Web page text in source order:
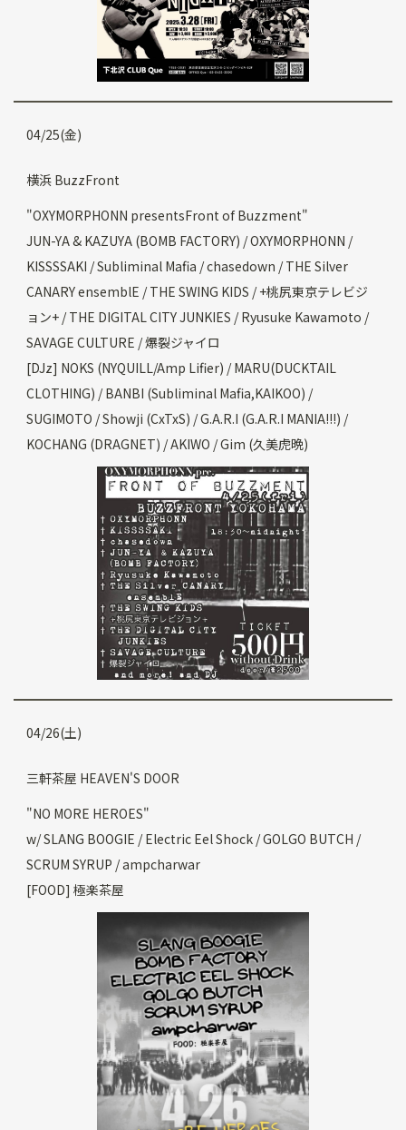
04/25(金)
横浜 BuzzFront
"OXYMORPHONN presentsFront of Buzzment"
JUN-YA & KAZUYA (BOMB FACTORY) / OXYMORPHONN /
KISSSSAKI / Subliminal Mafia / chasedown / THE Silver
CANARY ensemblE / THE SWING KIDS / +桃尻東京テレビジ
ョン+ / THE DIGITAL CITY JUNKIES / Ryusuke Kawamoto /
SAVAGE CULTURE / 爆裂ジャイロ
[DJz] NOKS (NYQUILL/Amp Lifier) / MARU(DUCKTAIL
CLOTHING) / BANBI (Subliminal Mafia,KAIKOO) /
SUGIMOTO / Showji (CxTxS) / G.A.R.I (G.A.R.I MANIA!!!) /
KOCHANG (DRAGNET) / AKIWO / Gim (久美虎晩)
04/26(土)
三軒茶屋 HEAVEN'S DOOR
"NO MORE HEROES"
w/ SLANG BOOGIE / Electric Eel Shock / GOLGO BUTCH /
SCRUM SYRUP / ampcharwar
[FOOD] 極楽茶屋